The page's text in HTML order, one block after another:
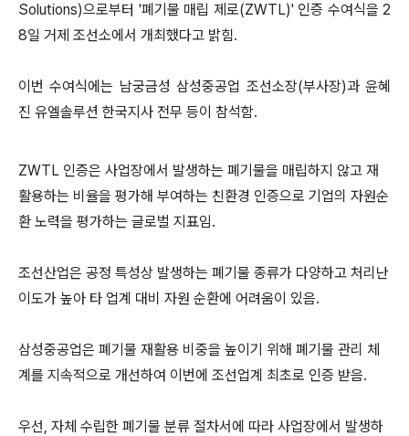
Solutions)으로부터 '폐기물 매립 제로(ZWTL)' 인증 수여식을 2
8일 거제 조선소에서 개최했다고 밝힘.
이번 수여식에는 남궁금성 삼성중공업 조선소장(부사장)과 윤혜
진 유엘솔루션 한국지사 전무 등이 참석함.
ZWTL 인증은 사업장에서 발생하는 폐기물을 매립하지 않고 재
활용하는 비율을 평가해 부여하는 친환경 인증으로 기업의 자원순
환 노력을 평가하는 글로벌 지표임.
조선산업은 공정 특성상 발생하는 폐기물 종류가 다양하고 처리난
이도가 높아 타 업계 대비 자원 순환에 어려움이 있음.
삼성중공업은 폐기물 재활용 비중을 높이기 위해 폐기물 관리 체
계를 지속적으로 개선하여 이번에 조선업계 최초로 인증 받음.
우선, 자체 수립한 폐기물 분류 절차서에 따라 사업장에서 발생하